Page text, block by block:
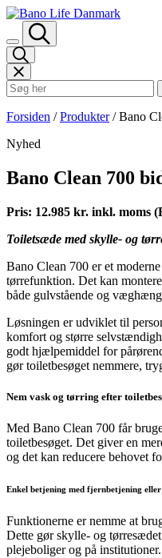
Spring til indhold
Søk i Bano Life
Forsiden /Produkter/Bano
Nyhed
Bano Clean 700
Pris: 12.985 kr. inkl. moms
Toiletsæde med skylle- og
Bano Clean 700 er et
tørrefunktion. Det kan
både gulvstående og
Løsningen er udviklet til
komfort og større
godt hjælpemiddel for
gør toiletbesøget nemmere,
Nem vask og tørring efter
Med Bano Clean 700 får
toiletbesøget. Det giver en
og det kan reducere behovet
Enkel betjening med fjernbetjening
Funktionerne er nemme at
Dette gør skylle- og
plejeboliger og på institutioner.